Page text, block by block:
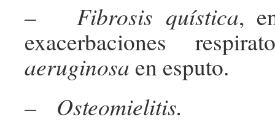
–Fibrosis quística,
exacerbaciones
aeruginosa en esputo.
– Osteomielitis.